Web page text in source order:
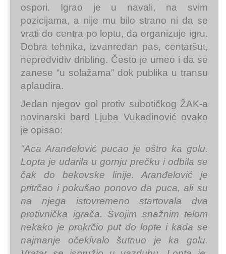
ospori. Igrao je u navali, na svim
pozicijama, a nije mu bilo strano ni da se
vrati do centra po loptu, da organizuje igru.
Dobra tehnika, izvanredan pas, centaršut,
nepredvidiv dribling. Često je umeo i da se
zanese “u solažama” dok publika u transu
aplaudira.
Jedan njegov gol protiv subotičkog ŽAK-a
novinarski bard Ljuba Vukadinović ovako
je opisao:
"Aca Aranđelović pucao je oštro ka golu.
Lopta je udarila u gornju prečku i odbila se
čak do bekovske linije. Aranđelović je
pritrčao i pokušao ponovo da puca, ali su
na njega istovremeno startovala dva
protivnička igrača. Svojim snažnim telom
nekako je prokrčio put do lopte i kada se
najmanje očekivalo šutnuo je ka golu.